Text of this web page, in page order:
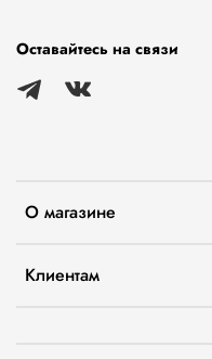
О магазине
Клиентам
Оставайтесь на связи